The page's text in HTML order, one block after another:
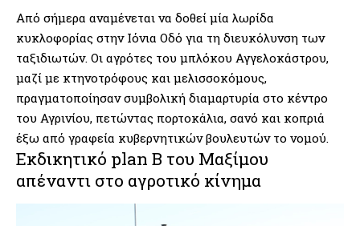
Από σήμερα αναμένεται να δοθεί μία λωρίδα
κυκλοφορίας στην Ιόνια Οδό για τη διευκόλυνση των
ταξιδιωτών. Οι αγρότες του μπλόκου Αγγελοκάστρου,
μαζί με κτηνοτρόφους και μελισσοκόμους,
πραγματοποίησαν συμβολική διαμαρτυρία στο κέντρο
του Αγρινίου, πετώντας πορτοκάλια, σανό και κοπριά
έξω από γραφεία κυβερνητικών βουλευτών το νομού.
Εκδικητικό plan B του Μαξίμου
απέναντι στο αγροτικό κίνημα